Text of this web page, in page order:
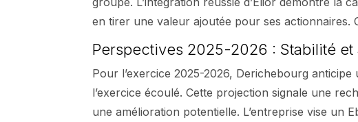
en tirer une valeur ajoutée pour ses actionnaires.
Perspectives 2025-2026 : Stabilité
Pour l’exercice 2025-2026, Derichebourg anticipe
l’exercice écoulé. Cette projection signale une
une amélioration potentielle. L’entreprise vise un